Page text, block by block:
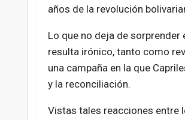
años de la revolución
Lo que no deja de
resulta irónico, tanto como
una campaña en la que
y la reconciliación.
Vistas tales reacciones entre